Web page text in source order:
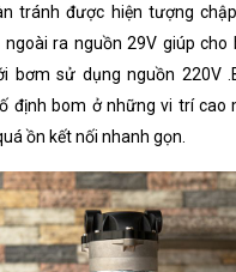
tránh được hiện tượng
ra nguồn 29V giúp cho
bơm sử dụng nguồn 220V
định bom ở những vi trí cao
ồn kết nối nhanh gọn.